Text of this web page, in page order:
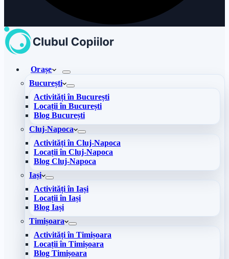
Orașe
București
Activități în București
Locații în București
Blog București
Cluj-Napoca
Activități în Cluj-Napoca
Locații în Cluj-Napoca
Blog Cluj-Napoca
Iași
Activități în Iași
Locații în Iași
Blog Iași
Timișoara
Activități în Timișoara
Locații în Timișoara
Blog Timișoara